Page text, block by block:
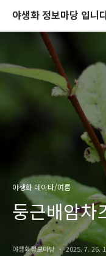
야생화 정보마당 입니
야생화 데이타/여름
둥근배암차
야생화정보마당 2025. 7. 26.